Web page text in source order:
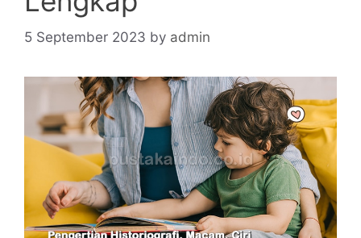
5 September 2023 by admin